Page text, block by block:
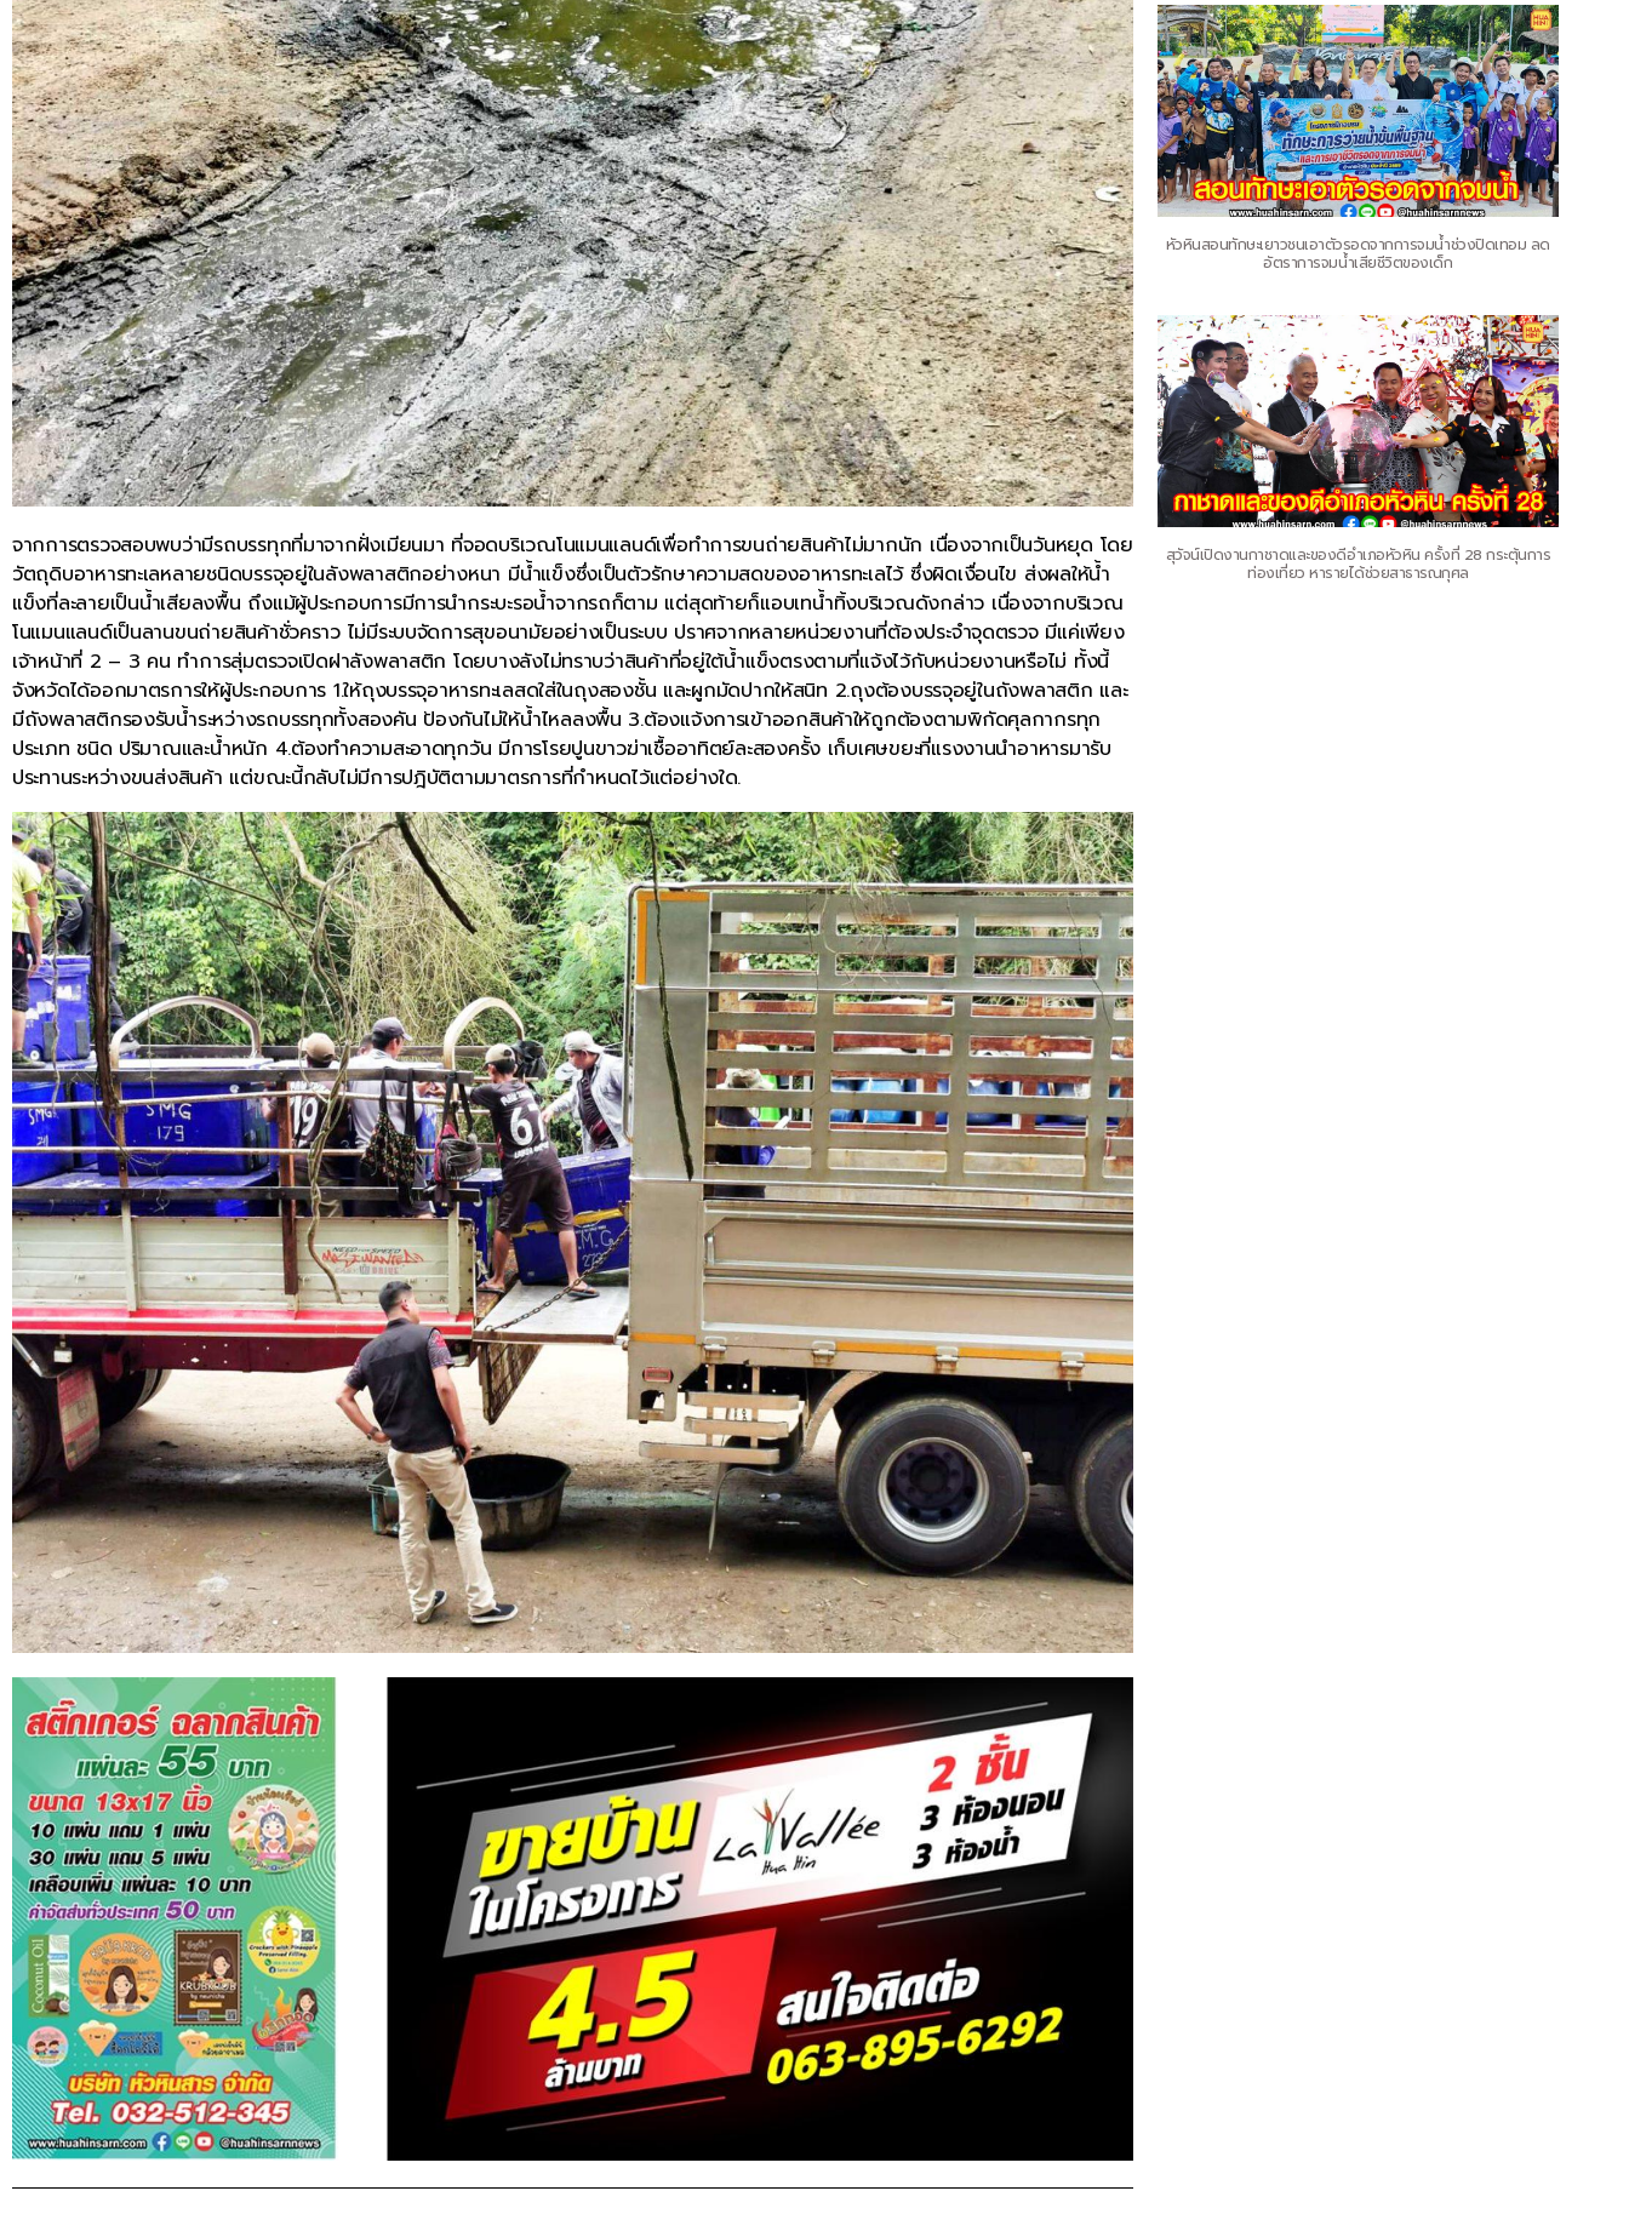
จากการตรวจสอบพบว่ามีรถบรรทุกที่มาจากฝั่งเมียนมา ที่จอดบริเวณโนแมนแลนด์เพื่อทำการขนถ่ายสินค้าไม่มากนัก เนื่องจากเป็นวันหยุด โดย
วัตถุดิบอาหารทะเลหลายชนิดบรรจุอยู่ในลังพลาสติกอย่างหนา มีน้ำแข็งซึ่งเป็นตัวรักษาความสดของอาหารทะเลไว้ ซึ่งผิดเงื่อนไข ส่งผลให้น้ำ
แข็งที่ละลายเป็นน้ำเสียลงพื้น ถึงแม้ผู้ประกอบการมีการนำกระบะรอน้ำจากรถก็ตาม แต่สุดท้ายก็แอบเทน้ำทิ้งบริเวณดังกล่าว เนื่องจากบริเวณ
โนแมนแลนด์เป็นลานขนถ่ายสินค้าชั่วคราว ไม่มีระบบจัดการสุขอนามัยอย่างเป็นระบบ ปราศจากหลายหน่วยงานที่ต้องประจำจุดตรวจ มีแค่เพียง
เจ้าหน้าที่ 2 – 3 คน ทำการสุ่มตรวจเปิดฝาลังพลาสติก โดยบางลังไม่ทราบว่าสินค้าที่อยู่ใต้น้ำแข็งตรงตามที่แจ้งไว้กับหน่วยงานหรือไม่ ทั้งนี้
จังหวัดได้ออกมาตรการให้ผู้ประกอบการ 1.ให้ถุงบรรจุอาหารทะเลสดใส่ในถุงสองชั้น และผูกมัดปากให้สนิท 2.ถุงต้องบรรจุอยู่ในถังพลาสติก และ
มีถังพลาสติกรองรับน้ำระหว่างรถบรรทุกทั้งสองคัน ป้องกันไม่ให้น้ำไหลลงพื้น 3.ต้องแจ้งการเข้าออกสินค้าให้ถูกต้องตามพิกัดศุลกากรทุก
ประเภท ชนิด ปริมาณและน้ำหนัก 4.ต้องทำความสะอาดทุกวัน มีการโรยปูนขาวฆ่าเชื้ออาทิตย์ละสองครั้ง เก็บเศษขยะที่แรงงานนำอาหารมารับ
ประทานระหว่างขนส่งสินค้า แต่ขณะนี้กลับไม่มีการปฎิบัติตามมาตรการที่กำหนดไว้แต่อย่างใด.
หัวหินสอนทักษะเยาวชนเอาตัวรอดจากการจมน้ำช่วงปิดเทอม ลด
อัตราการจมน้ำเสียชีวิตของเด็ก
สุวัจน์เปิดงานกาชาดและของดีอำเภอหัวหิน ครั้งที่ 28 กระตุ้นการ
ท่องเที่ยว หารายได้ช่วยสาธารณกุศล